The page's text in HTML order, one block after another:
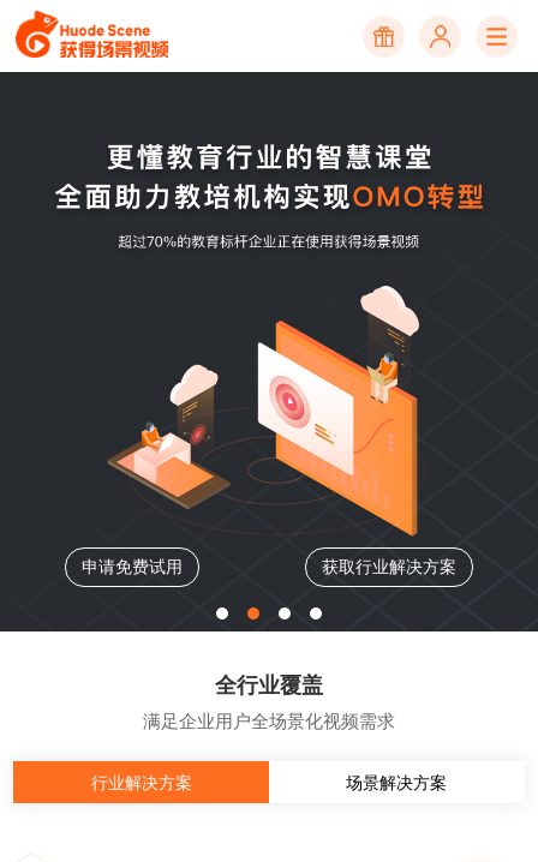
申请免费试用 获取行业解决方案
全行业覆盖
满足企业用户全场景化视频需求
行业解决方案 场景解决方案